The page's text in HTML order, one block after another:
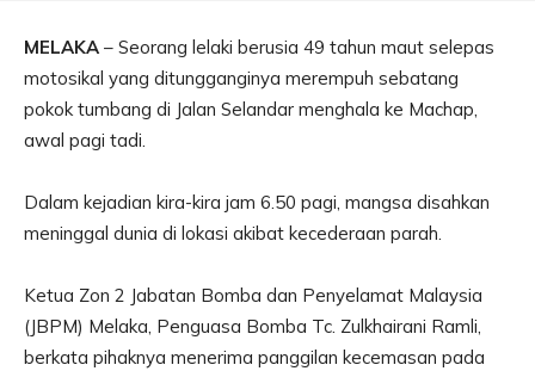
MELAKA – Seorang lelaki berusia 49 tahun maut selepas
motosikal yang ditungganginya merempuh sebatang
pokok tumbang di Jalan Selandar menghala ke Machap,
awal pagi tadi.
Dalam kejadian kira-kira jam 6.50 pagi, mangsa disahkan
meninggal dunia di lokasi akibat kecederaan parah.
Ketua Zon 2 Jabatan Bomba dan Penyelamat Malaysia
(JBPM) Melaka, Penguasa Bomba Tc. Zulkhairani Ramli,
berkata pihaknya menerima panggilan kecemasan pada